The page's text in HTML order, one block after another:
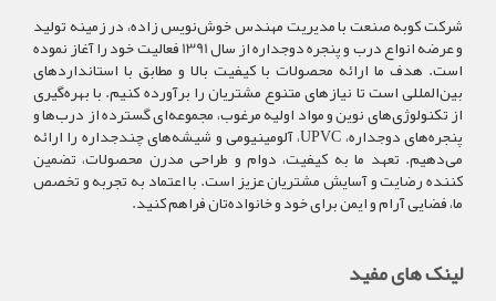
شرکت کوبه صنعت با مدیریت مهندس خوش‌نویس زاده، در زمینه تولید
و عرضه انواع درب و پنجره دوجداره از سال 1391 فعالیت خود را آغاز نموده
است. هدف ما ارائه محصولات با کیفیت بالا و مطابق با استانداردهای
بین‌المللی است تا نیازهای متنوع مشتریان را برآورده کنیم. با بهره‌گیری
از تکنولوژی‌های نوین و مواد اولیه مرغوب، مجموعه‌ای گسترده از درب‌ها و
پنجره‌های دوجداره، UPVC، آلومینیومی و شیشه‌های چندجداره را ارائه
می‌دهیم. تعهد ما به کیفیت، دوام و طراحی مدرن محصولات، تضمین
کننده رضایت و آسایش مشتریان عزیز است. با اعتماد به تجربه و تخصص
ما، فضایی آرام و ایمن برای خود و خانواده‌تان فراهم کنید.
لینک های مفید